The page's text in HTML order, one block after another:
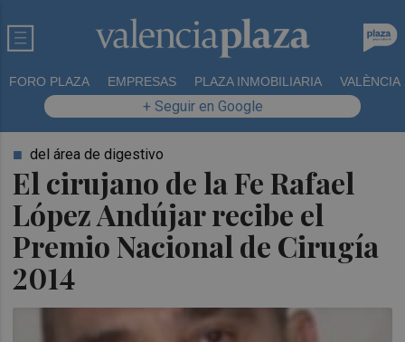
FORO PLAZA EMPRESAS PLAZA INMOBILIARIA VALÈNCIA
+ Seguir en Google
El cirujano de la Fe Rafael
López Andújar recibe el
Premio Nacional de Cirugía
2014
del área de digestivo